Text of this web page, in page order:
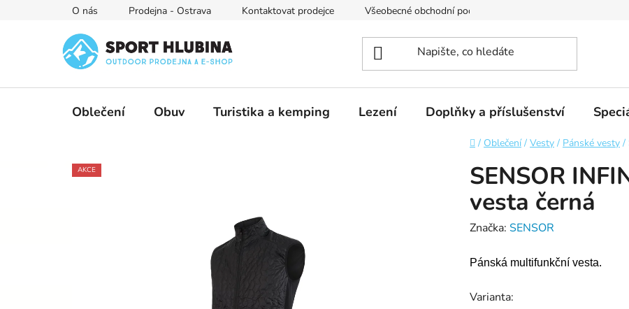
O nás Prodejna - Ostrava Kontaktovat prodejce Všeobecné obchodní podmínky Podmínky ochrany
Oblečení Obuv Turistika a kemping Lezení Doplňky a příslušenství
Domů
/ Oblečení / Vesty / Pánské vesty /
SENSOR
vesta černá
Značka: SENSOR
Pánská multifunkční vesta.
Varianta:
AKCE